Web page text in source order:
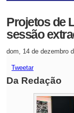
Projetos de
sessão
dom, 14 de dezembro
Tweetar
Da Redação